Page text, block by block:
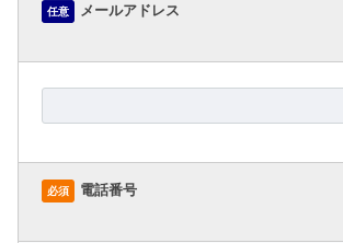
任意 メールアドレス
必須 電話番号